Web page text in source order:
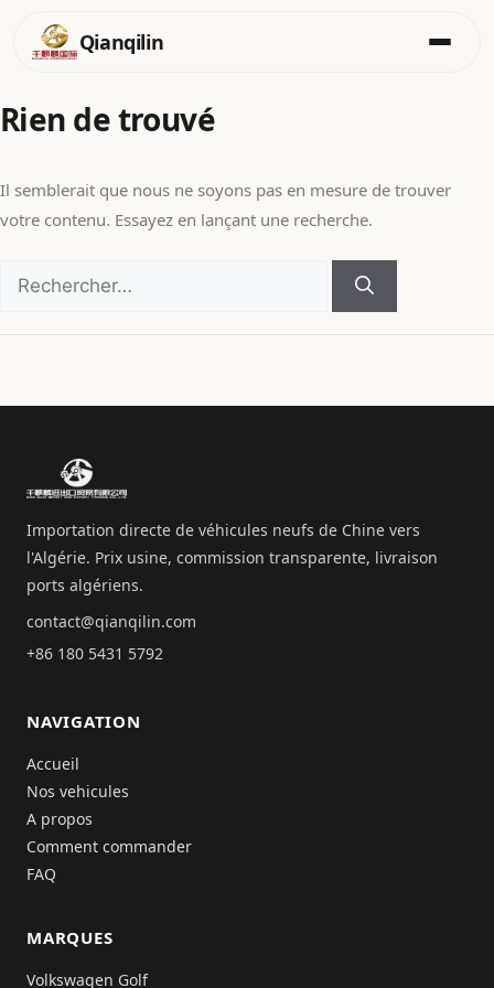
au
Qianqilin
Rien de trouvé
Il semblerait que nous ne soyons pas en mesure de trouver
votre contenu. Essayez en lançant une recherche.
Rechercher :
Importation directe de véhicules neufs de Chine vers
l'Algérie. Prix usine, commission transparente, livraison
ports algériens.
contact@qianqilin.com
+86 180 5431 5792
NAVIGATION
Accueil
Nos vehicules
A propos
Comment commander
FAQ
MARQUES
Volkswagen Golf